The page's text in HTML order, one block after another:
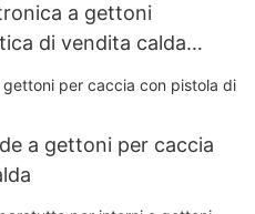
a gettoni
di vendita calda
a gettoni per caccia